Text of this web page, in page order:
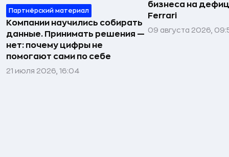
Партнёрский материал
Компании научились собирать
данные. Принимать решения —
нет: почему цифры не
помогают сами по себе
21 июля 2026, 16:04
бизнеса на
Ferrari
09 августа 2026,